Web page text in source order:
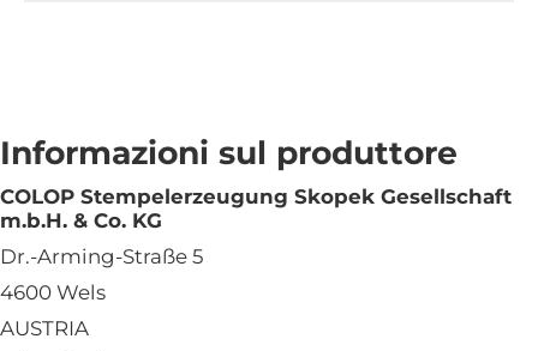
Informazioni sul produttore
COLOP Stempelerzeugung Skopek Gesellschaft
m.b.H. & Co. KG
Dr.-Arming-Straße 5
4600 Wels
AUSTRIA